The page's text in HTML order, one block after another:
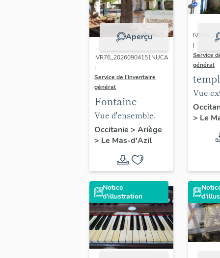
Aperçu
IVR76_20260904151NUCA
|
Service de l'Inventaire
général
Fontaine
Vue d'ensemble.
Occitanie > Ariège
> Le Mas-d'Azil
|
Service
général
Vue
côté
> Le
Notice
d'illustration